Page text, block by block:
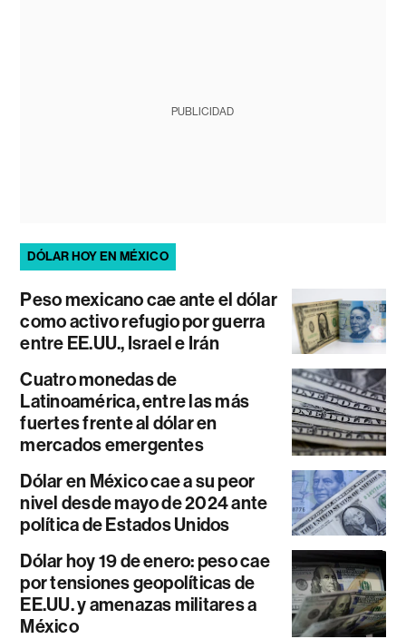
PUBLICIDAD
DÓLAR HOY EN MÉXICO
Peso mexicano cae ante el dólar
como activo refugio por guerra
entre EE.UU., Israel e Irán
Cuatro monedas de
Latinoamérica, entre las más
fuertes frente al dólar en
mercados emergentes
Dólar en México cae a su peor
nivel desde mayo de 2024 ante
política de Estados Unidos
Dólar hoy 19 de enero: peso cae
por tensiones geopolíticas de
EE.UU. y amenazas militares a
México